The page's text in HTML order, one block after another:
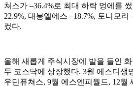
쳐스가 –36.4%로 최대 하락 멍에를
22.9%, 대봉엘에스 –18.7%, 토니모리
컸다.
올해 새롭게 주식시장에 발을 들인
두 코스닥에 상장했다. 3월 에스디생
우딘퓨쳐스, 9월 에스엔피월드, 12월